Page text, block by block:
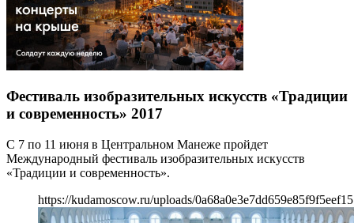
Фестиваль изобразительных искусств «Традиции
и современность» 2017
С 7 по 11 июня в Центральном Манеже пройдет
Международный фестиваль изобразительных искусств
«Традиции и современность».
https://kudamoscow.ru/uploads/